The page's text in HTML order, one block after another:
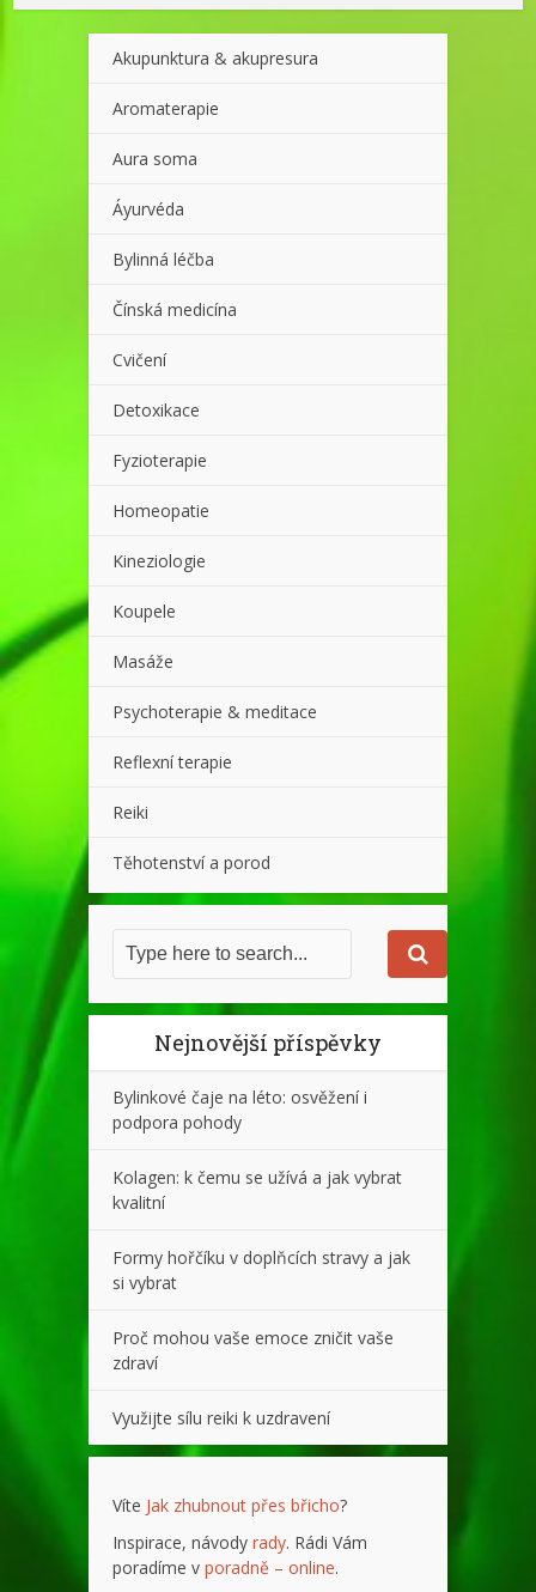
Akupunktura & akupresura
Aromaterapie
Aura soma
Áyurvéda
Bylinná léčba
Čínská medicína
Cvičení
Detoxikace
Fyzioterapie
Homeopatie
Kineziologie
Koupele
Masáže
Psychoterapie & meditace
Reflexní terapie
Reiki
Těhotenství a porod
Nejnovější příspěvky
Bylinkové čaje na léto: osvěžení i
podpora pohody
Kolagen: k čemu se užívá a jak vybrat
kvalitní
Formy hořčíku v doplňcích stravy a jak
si vybrat
Proč mohou vaše emoce zničit vaše
zdraví
Využijte sílu reiki k uzdravení
Víte Jak zhubnout přes břicho?
Inspirace, návody rady. Rádi Vám
poradíme v poradně – online.